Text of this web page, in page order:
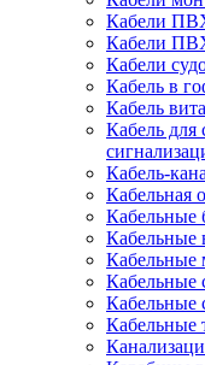
Кабели
Кабели
Кабели
Кабель в
Кабель
Кабель для
Кабель-
Кабельная
Кабельные
Кабельные
Кабельные
Кабельные
Кабельные
Кабельные